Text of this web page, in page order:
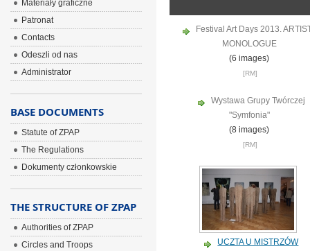
Festival Art Days 2013.
MONOLOGUE
(6 images)
[RM]
Wystawa Grupy Twórczej
"Symfonia"
(8 images)
[RM]
UCZTA U MISTRZÓW
Materiały graficzne
Patronat
Contacts
Odeszli od nas
Administrator
BASE DOCUMENTS
Statute of ZPAP
The Regulations
Dokumenty członkowskie
THE STRUCTURE OF ZPAP
Authorities of ZPAP
Circles and Troops